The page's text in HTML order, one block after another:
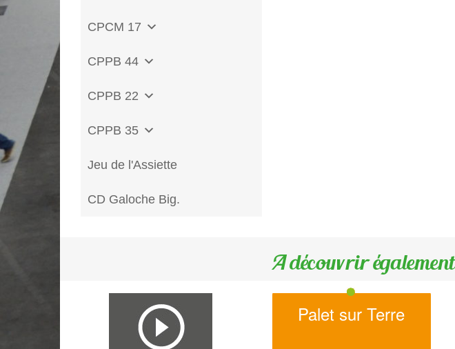
CPCM 17
CPPB 44
CPPB 22
CPPB 35
Jeu de l'Assiette
CD Galoche Big.
A découvrir également
Palet sur Terre